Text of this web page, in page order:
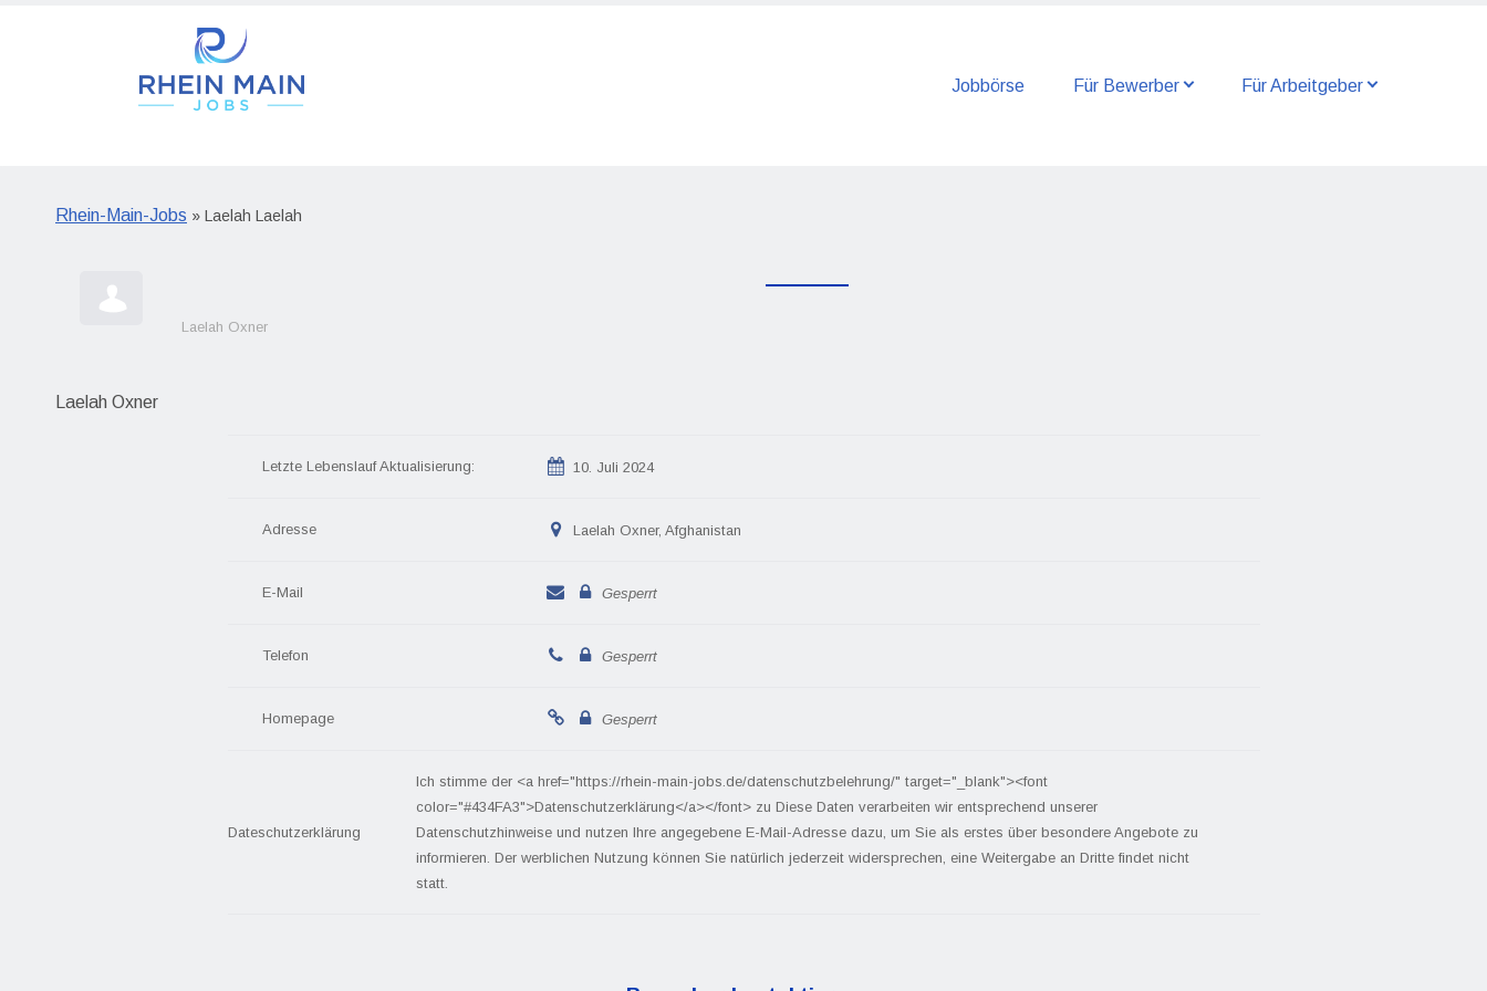
Jobbörse Für Bewerber Für Arbeitgeber
Rhein-Main-Jobs » Laelah Laelah
Laelah Oxner
Laelah Oxner
Letzte Lebenslauf Aktualisierung: 10. Juli 2024
Adresse Laelah Oxner, Afghanistan
E-Mail Gesperrt
Telefon Gesperrt
Homepage Gesperrt
Dateschutzerklärung
Ich stimme der <a href="https://rhein-main-jobs.de/datenschutzbelehrung/" target="_blank"><font
color="#434FA3">Datenschutzerklärung</a></font> zu Diese Daten verarbeiten wir entsprechend unserer
Datenschutzhinweise und nutzen Ihre angegebene E-Mail-Adresse dazu, um Sie als erstes über besondere Angebote zu
informieren. Der werblichen Nutzung können Sie natürlich jederzeit widersprechen, eine Weitergabe an Dritte findet nicht
statt.